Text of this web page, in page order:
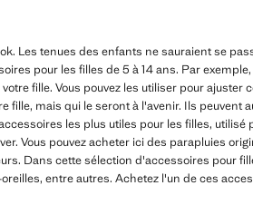
Les tenues des enfants ne sauraient se
pour les filles de 5 à 14 ans. Par
fille. Vous pouvez les utiliser pour ajuster
fille, mais qui le seront à l'avenir. Ils peuvent
les plus utiles pour les filles,
Vous pouvez acheter ici des parapluies
Dans cette sélection d'accessoires pour
entre autres. Achetez l'un de ces